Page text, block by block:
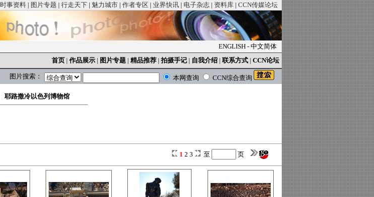
时事资料 | 图片专题 | 行走天下 | 魅力城市 | 作者专区 | 业界快讯 | 电子杂志 | 资料库 | CCN传媒论坛
ENGLISH - 中文简体
首页 | 作品展示 | 图片专题 | 精品推荐 | 拍摄手记 | 自我介绍 | 联系方式 | CCN论坛
图片搜索： 本网查询 CCN综合查询
耶路撒冷以色列博物馆
1 2 3 至 页